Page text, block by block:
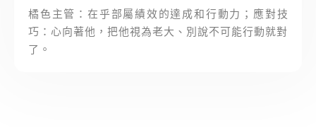
橘色主管：在乎部屬績效的達成和行動力；應對技
巧：心向著他，把他視為老大、別說不可能行動就對
了。